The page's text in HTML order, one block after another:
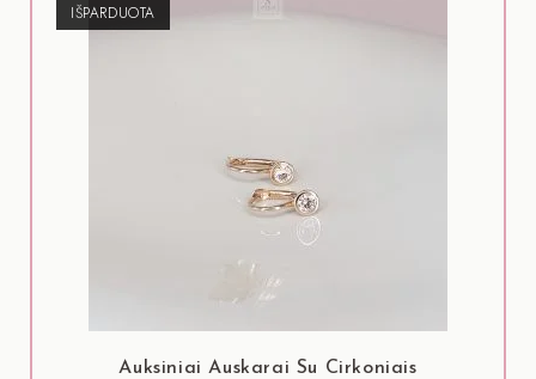
IŠPARDUOTA
Auksiniai Auskarai Su Cirkoniais